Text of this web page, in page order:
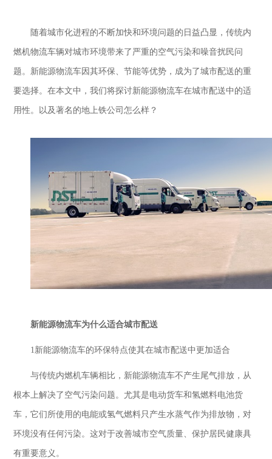
随着城市化进程的不断加快和环境问题的日益凸显，传统内
燃机物流车辆对城市环境带来了严重的空气污染和噪音扰民问
题。新能源物流车因其环保、节能等优势，成为了城市配送的重
要选择。在本文中，我们将探讨新能源物流车在城市配送中的适
用性。以及著名的地上铁公司怎么样 ？
新能源物流车为什么适合城市配送
1新能源物流车的环保特点使其在城市配送中更加适合
与传统内燃机车辆相比，新能源物流车不产生尾气排放，从
根本上解决了空气污染问题。尤其是电动货车和氢燃料电池货
车，它们所使用的电能或氢气燃料只产生水蒸气作为排放物，对
环境没有任何污染。这对于改善城市空气质量、保护居民健康具
有重要意义。